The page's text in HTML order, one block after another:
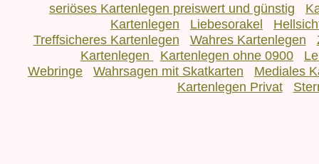
seriöses Kartenlegen preiswert und günstig
Kartenlegen
Liebesorakel
Treffsicheres Kartenlegen
Wahres Kartenlegen
Kartenlegen
Kartenlegen ohne 0900
Webringe
Wahrsagen mit Skatkarten
Mediales
Kartenlegen Privat